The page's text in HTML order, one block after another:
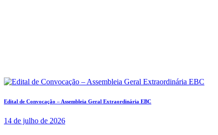
Edital de Convocação – Assembleia Geral Extraordinária EBC
14 de julho de 2026